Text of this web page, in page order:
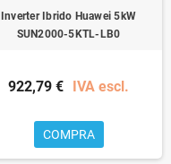
Inverter Ibrido Huawei 5kW
SUN2000-5KTL-LB0
922,79 € IVA escl.
COMPRA